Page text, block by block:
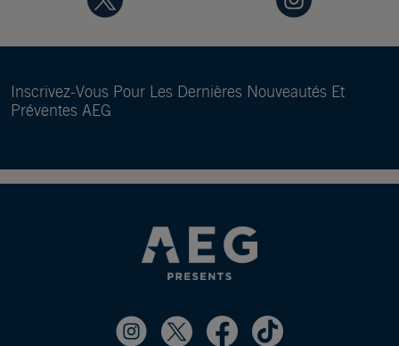
Inscrivez-Vous Pour Les Dernières Nouveautés Et
Préventes AEG